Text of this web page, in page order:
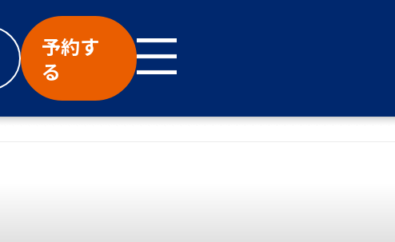
予約す
る